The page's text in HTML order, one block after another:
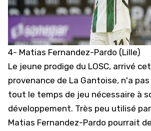
4- Matias Fernandez-Pardo (Lille)
Le jeune prodige du LOSC, arrivé
provenance de La Gantoise, n'a
tout le temps de jeu nécessaire à
développement. Très peu utilisé
Matias Fernandez-Pardo pourrait